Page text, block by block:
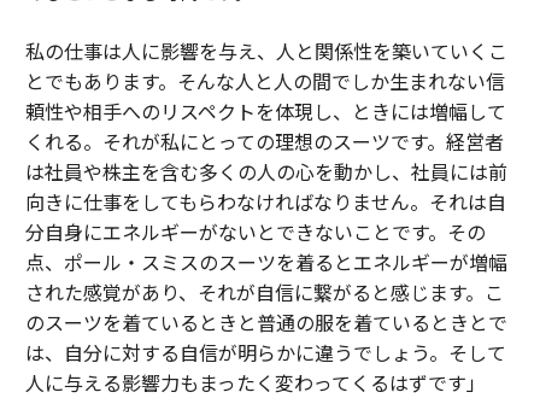
私の仕事は人に影響を与え、人と関係性を築いていくこ
とでもあります。そんな人と人の間でしか生まれない信
頼性や相手へのリスペクトを体現し、ときには増幅して
くれる。それが私にとっての理想のスーツです。経営者
は社員や株主を含む多くの人の心を動かし、社員には前
向きに仕事をしてもらわなければなりません。それは自
分自身にエネルギーがないとできないことです。その
点、ポール・スミスのスーツを着るとエネルギーが増幅
された感覚があり、それが自信に繋がると感じます。こ
のスーツを着ているときと普通の服を着ているときとで
は、自分に対する自信が明らかに違うでしょう。そして
人に与える影響力もまったく変わってくるはずです」